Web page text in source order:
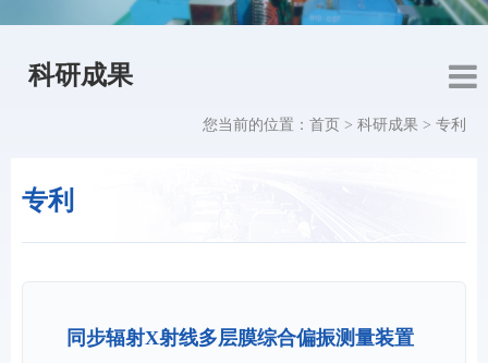
科研成果
专利
您当前的位置： 首页 > 科研成果 > 专利
同步辐射X射线多层膜综合偏振测量装置